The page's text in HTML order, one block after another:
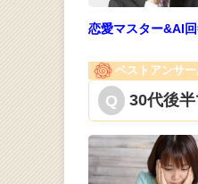
恋愛マスター&AI
ベストアンサー
30代後